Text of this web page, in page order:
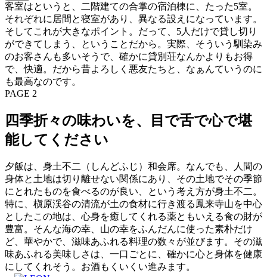
客室はというと、二階建ての合掌の宿泊棟に、たった5室。
それぞれに居間と寝室があり、異なる設えになっています。
そしてこれが大きなポイント。だって、5人だけで貸し切り
ができてしまう、ということだから。実際、そういう馴染み
のお客さんも多いそうで、確かに貸別荘なんかよりもお得
で、快適。だから昔よろしく悪友たちと、なぁんていうのに
も最高なのです。
PAGE 2
四季折々の味わいを、目で舌で心で堪
能してください
夕飯は、身土不二（しんどふじ）和会席。なんでも、人間の
身体と土地は切り離せない関係にあり、その土地でその季節
にとれたものを食べるのが良い、という考え方が身土不二。
特に、槇原渓谷の清流が土の食材に行き渡る鳳来寺山を中心
としたこの地は、心身を癒してくれる薬ともいえる食の財が
豊富。そんな海の幸、山の幸をふんだんに使った素朴だけ
ど、華やかで、滋味あふれる料理の数々が並びます。その滋
味あふれる美味しさは、一口ごとに、確かに心と身体を健康
にしてくれそう。お酒もくいくい進みます。